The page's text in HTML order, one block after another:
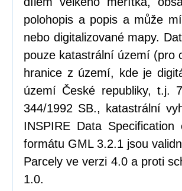
polohopis a popis a může
nebo digitalizované mapy.
pouze katastrální území (pro
hranice z území, kde je
území České republiky, t.j.
344/1992 SB., katastrální
INSPIRE Data
formátu GML 3.2.1 jsou
Parcely ve verzi 4.0 a proti
1.0.